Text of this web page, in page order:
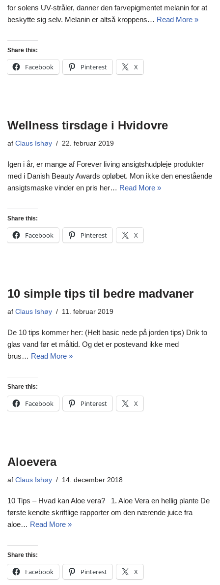
for solens UV-stråler, danner den farvepigmentet melanin for at
beskytte sig selv. Melanin er altså kroppens… Read More »
Share this:
Facebook Pinterest X
Wellness tirsdage i Hvidovre
af Claus Ishøy 22. februar 2019
Igen i år, er mange af Forever living ansigtshudpleje produkter
med i Danish Beauty Awards opløbet. Mon ikke den enestående
ansigtsmaske vinder en pris her… Read More »
Share this:
Facebook Pinterest X
10 simple tips til bedre madvaner
af Claus Ishøy 11. februar 2019
De 10 tips kommer her: (Helt basic nede på jorden tips) Drik to
glas vand før et måltid. Og det er postevand ikke med
brus… Read More »
Share this:
Facebook Pinterest X
Aloevera
af Claus Ishøy 14. december 2018
10 Tips – Hvad kan Aloe vera? 1. Aloe Vera en hellig plante De
første kendte skriftlige rapporter om den nærende juice fra
aloe… Read More »
Share this:
Facebook Pinterest X